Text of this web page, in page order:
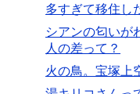
多すぎて移住し
シアンの匂いが
人の差って？
火の鳥。宝塚上